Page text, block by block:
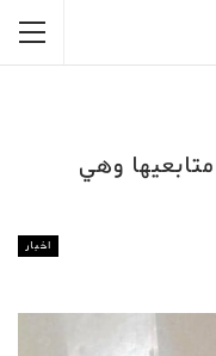
وهي
اخبار